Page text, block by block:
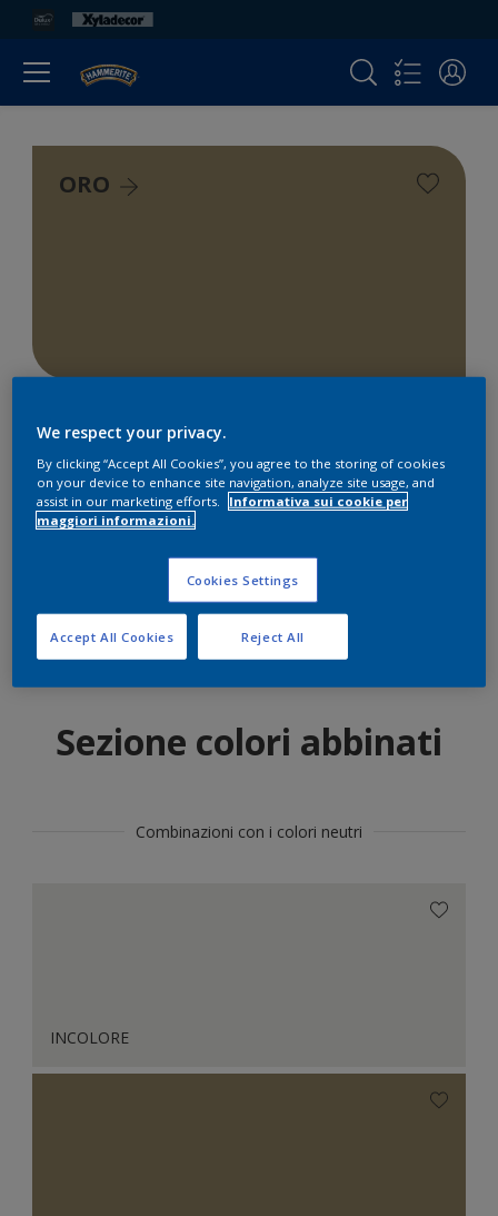
ORO
Trova il prodotto in questo colore
Vai
Sezione colori abbinati
Combinazioni con i colori neutri
INCOLORE
We respect your privacy.
By clicking “Accept All Cookies”, you agree to the storing of cookies
on your device to enhance site navigation, analyze site usage, and
assist in our marketing efforts.
Informativa sui cookie per
maggiori informazioni.
Cookies Settings
Reject All
Accept All Cookies